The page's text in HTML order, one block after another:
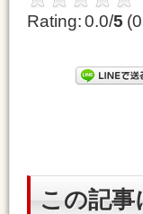
Rating: 0.0/5
この記事